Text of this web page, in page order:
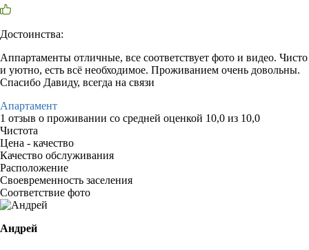
Достоинства:
Аппартаменты отличные, все соответствует фото и видео. Чисто
и уютно, есть всё необходимое. Проживанием очень довольны.
Спасибо Давиду, всегда на связи
Апартамент
1 отзыв о проживании со средней оценкой 10,0 из 10,0
Чистота
Цена - качество
Качество обслуживания
Расположение
Своевременность заселения
Соответствие фото
Андрей